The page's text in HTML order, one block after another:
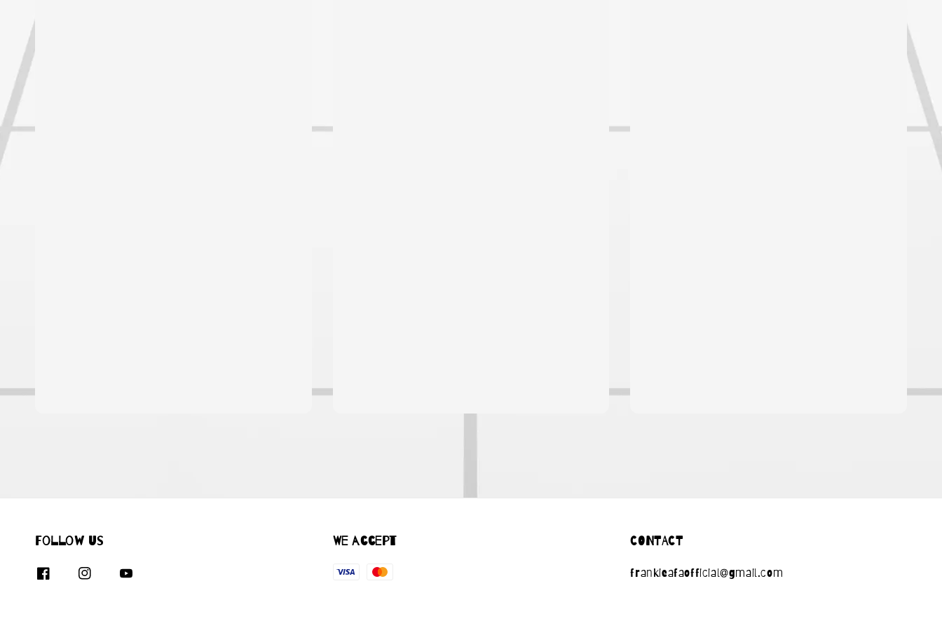
Follow us We accept CONTACT
frankieafaofficial@gmail.com